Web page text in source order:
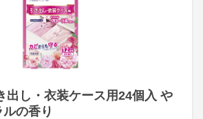
出し・衣装ケース用24個入 や
の香り